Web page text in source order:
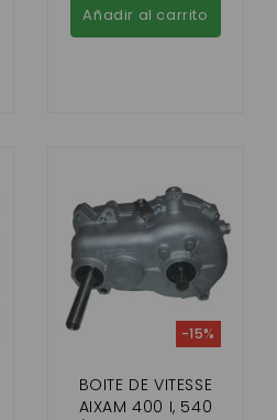
Añadir al carrito
BOITE DE VITESSE
AIXAM 400 I, 540
-15%